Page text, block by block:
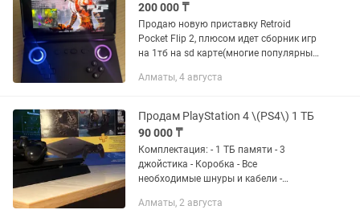
200 000 ₸
Продаю новую приставку Retroid
Pocket Flip 2, плюсом идет сборник игр
на 1тб на sd карте(многие популярные
Алматы, 4 августа
Продам PlayStation 4 \(PS4\) 1 ТБ
90 000 ₸
Комплектация: - 1 ТБ памяти - 3
джойстика - Коробка - Все
необходимые шнуры и кабели -
прошита, полностью официальная.
Алматы, 2 августа